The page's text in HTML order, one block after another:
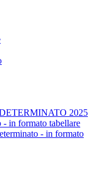
2025
- in formato tabellare
- in formato